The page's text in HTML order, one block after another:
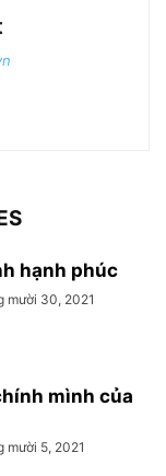
hạnh phúc
mười 30, 2021
mình của
mười 5, 2021